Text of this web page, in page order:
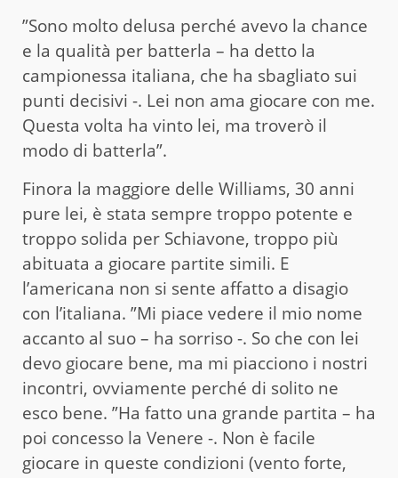
”Sono molto delusa perché avevo la chance
e la qualità per batterla – ha detto la
campionessa italiana, che ha sbagliato sui
punti decisivi -. Lei non ama giocare con me.
Questa volta ha vinto lei, ma troverò il
modo di batterla”.
Finora la maggiore delle Williams, 30 anni
pure lei, è stata sempre troppo potente e
troppo solida per Schiavone, troppo più
abituata a giocare partite simili. E
l’americana non si sente affatto a disagio
con l’italiana. ”Mi piace vedere il mio nome
accanto al suo – ha sorriso -. So che con lei
devo giocare bene, ma mi piacciono i nostri
incontri, ovviamente perché di solito ne
esco bene. ”Ha fatto una grande partita – ha
poi concesso la Venere -. Non è facile
giocare in queste condizioni (vento forte,